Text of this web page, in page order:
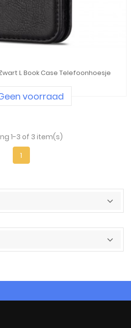
L Book Case Telefoonhoesje
voorraad
1-3 of 3 item(s)
1